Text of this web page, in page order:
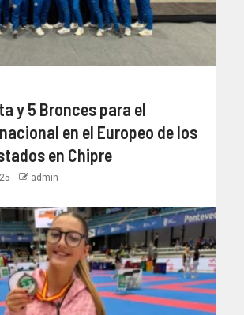
y 5 Bronces para el
en el Europeo de los
en Chipre
admin